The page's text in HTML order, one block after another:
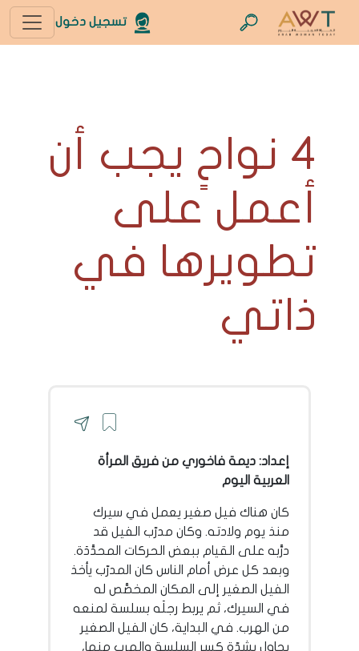
تسجيل دخول
4 نواحٍ يجب أن
أعمل على
تطويرها في
ذاتي
إعداد: ديمة فاخوري من فريق المرأة
العربية اليوم
كان هناك فيل صغير يعمل في سيرك
منذ يوم ولادته. وكان مدرّب الفيل قد
درَّبه على القيام ببعض الحركات المحدَّدَة.
وبعد كل عرض أمام الناس كان المدرّب يأخذ
الفيل الصغير إلى المكان المخصَّص له
في السيرك، ثم يربط رجلَه بسلسة لمنعه
من الهرب. في البداية، كان الفيل الصغير
يحاول بشدّة كسر السلسة والهرب منها،